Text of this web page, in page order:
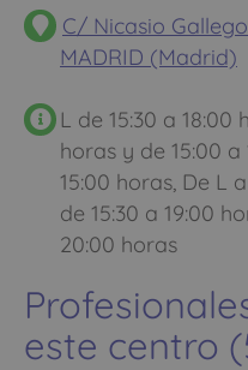
C/ Nicasio
MADRID (Madrid)
L de 15:30 a 18:00
horas y de 15:00 a
15:00 horas, De L
de 15:30 a 19:00
20:00 horas
este centro